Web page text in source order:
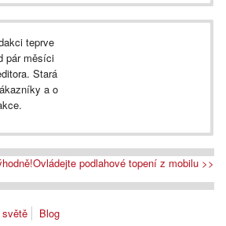
teprve
pár měsíci
Stará
a o
Ovládejte podlahové topení z mobilu >>
Blog